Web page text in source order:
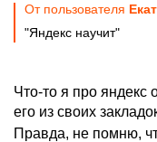
От пользователя
"Яндекс научит"
Что-то я про
его из своих
Правда, не помню,